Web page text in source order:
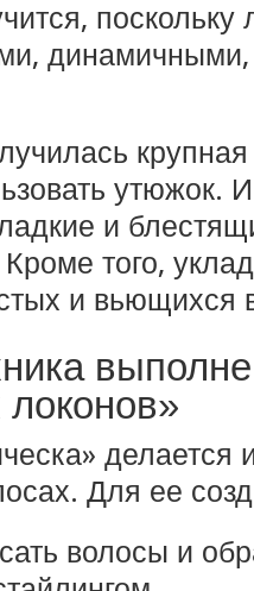
динамичными,
утюжок.
и
того,
и вьющихся
локонов»
делается
Для ее
волосы и